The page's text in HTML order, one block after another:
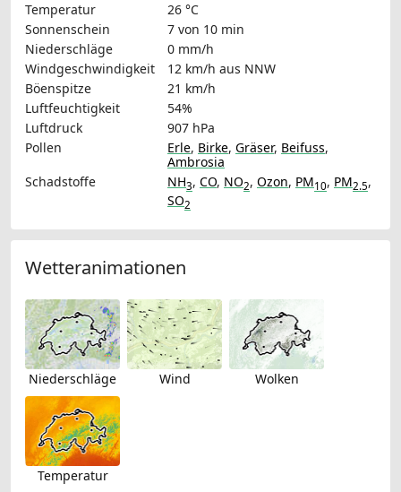
Temperatur
26 °C
Sonnenschein
7 von 10 min
Niederschläge
0 mm/h
Windgeschwindigkeit
12 km/h aus NNW
Böenspitze
21 km/h
Luftfeuchtigkeit
54%
Luftdruck
907 hPa
Pollen
Erle, Birke, Gräser, Beifuss,
Ambrosia
Schadstoffe
NH3, CO, NO2, Ozon, PM10, PM2.5,
SO2
Wetteranimationen
Niederschläge Wind Wolken
Temperatur